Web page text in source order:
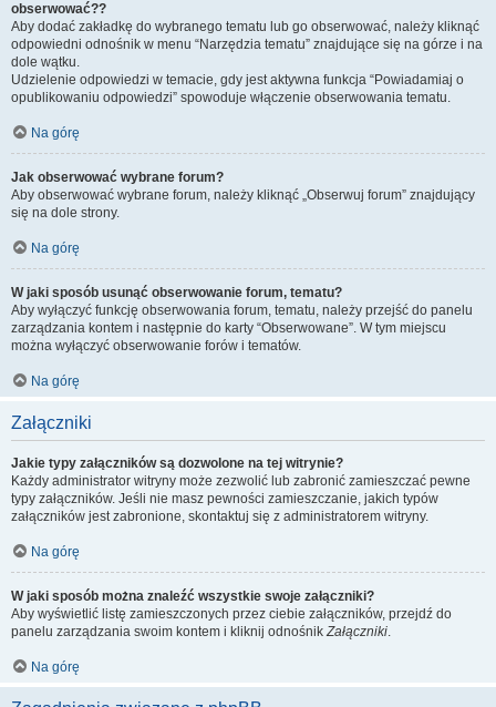
obserwować??
Aby dodać zakładkę do wybranego tematu lub go obserwować, należy kliknąć
odpowiedni odnośnik w menu “Narzędzia tematu” znajdujące się na górze i na
dole wątku.
Udzielenie odpowiedzi w temacie, gdy jest aktywna funkcja “Powiadamiaj o
opublikowaniu odpowiedzi” spowoduje włączenie obserwowania tematu.
Na górę
Jak obserwować wybrane forum?
Aby obserwować wybrane forum, należy kliknąć „Obserwuj forum” znajdujący
się na dole strony.
Na górę
W jaki sposób usunąć obserwowanie forum, tematu?
Aby wyłączyć funkcję obserwowania forum, tematu, należy przejść do panelu
zarządzania kontem i następnie do karty “Obserwowane”. W tym miejscu
można wyłączyć obserwowanie forów i tematów.
Na górę
Załączniki
Jakie typy załączników są dozwolone na tej witrynie?
Każdy administrator witryny może zezwolić lub zabronić zamieszczać pewne
typy załączników. Jeśli nie masz pewności zamieszczanie, jakich typów
załączników jest zabronione, skontaktuj się z administratorem witryny.
Na górę
W jaki sposób można znaleźć wszystkie swoje załączniki?
Aby wyświetlić listę zamieszczonych przez ciebie załączników, przejdź do
panelu zarządzania swoim kontem i kliknij odnośnikZałączniki.
Na górę